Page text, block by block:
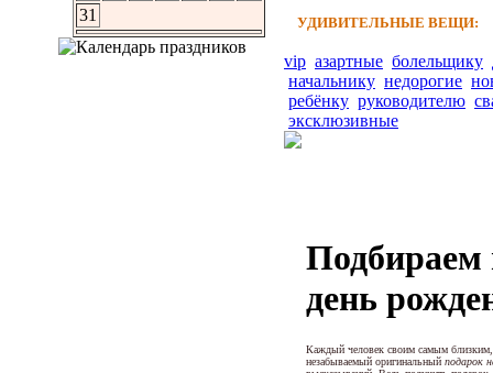
31 УДИВИТЕЛЬНЫЕ ВЕЩИ:
vip азартные болельщику
начальнику недорогие
ребёнку руководителю
эксклюзивные
Подбираем
день
Каждый человек своим самым
незабываемый оригинальный подарок